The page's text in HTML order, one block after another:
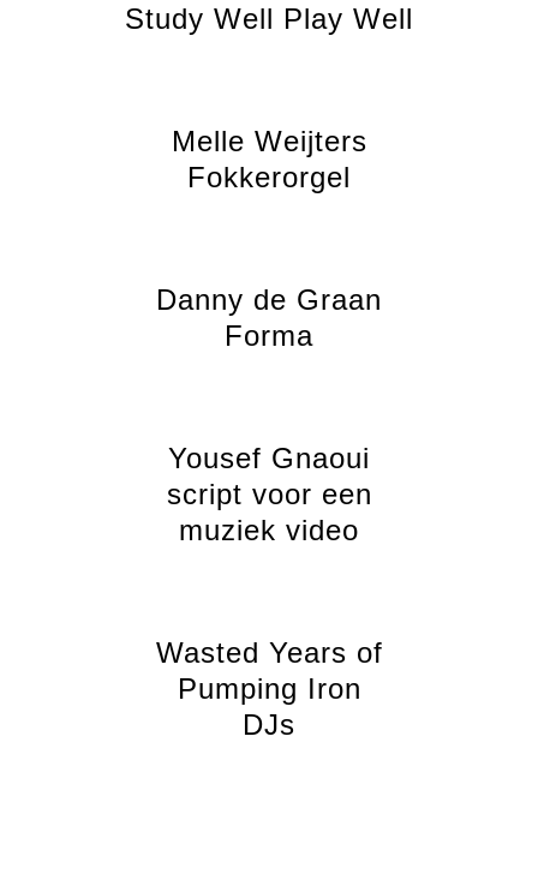
Study Well Play Well
Melle Weijters
Fokkerorgel
Danny de Graan
Forma
Yousef Gnaoui
script voor een
muziek video
Wasted Years of
Pumping Iron
DJs